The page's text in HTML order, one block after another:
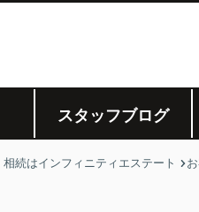
スタッフブログ
相続はインフィニティエステート